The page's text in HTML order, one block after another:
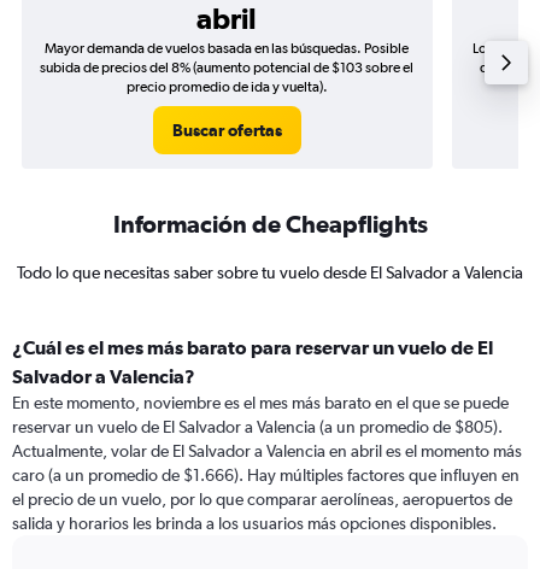
abril
Mayor demanda de vuelos basada en las búsquedas. Posible
subida de precios del 8% (aumento potencial de $103 sobre el
precio promedio de ida y vuelta).
Buscar ofertas
Los
de
Información de Cheapflights
Todo lo que necesitas saber sobre tu vuelo desde El Salvador a Valencia
¿Cuál es el mes más barato para reservar un vuelo de El
Salvador a Valencia?
En este momento, noviembre es el mes más barato en el que se puede
reservar un vuelo de El Salvador a Valencia (a un promedio de $805).
Actualmente, volar de El Salvador a Valencia en abril es el momento más
caro (a un promedio de $1.666). Hay múltiples factores que influyen en
el precio de un vuelo, por lo que comparar aerolíneas, aeropuertos de
salida y horarios les brinda a los usuarios más opciones disponibles.